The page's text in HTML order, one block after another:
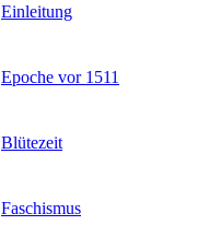
Einleitung
Epoche vor 1511
Blütezeit
Faschismus
Würdiger
LADIS – Die
Nordtirol wurde am